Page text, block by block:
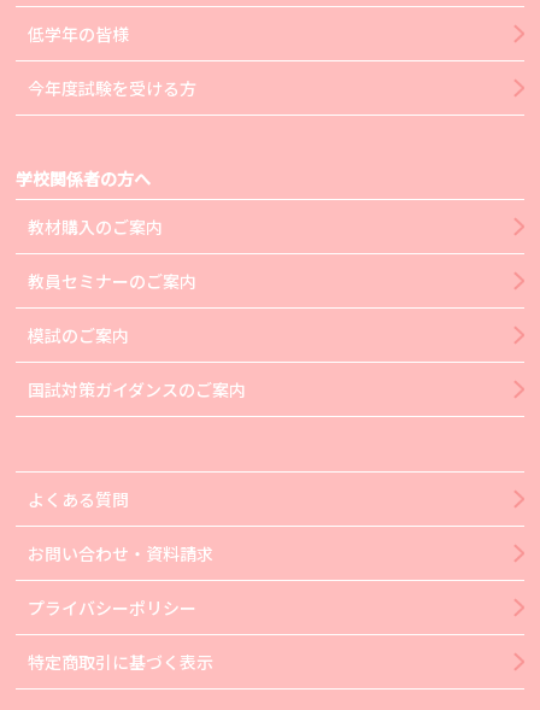
低学年の皆様
今年度試験を受ける方
学校関係者の方へ
教材購入のご案内
教員セミナーのご案内
模試のご案内
国試対策ガイダンスのご案内
よくある質問
お問い合わせ・資料請求
プライバシーポリシー
特定商取引に基づく表示